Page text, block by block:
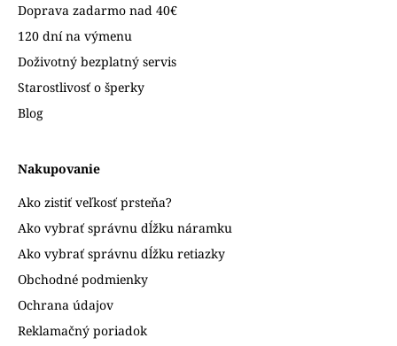
Doprava zadarmo nad 40€
120 dní na výmenu
Doživotný bezplatný servis
Starostlivosť o šperky
Blog
Nakupovanie
Ako zistiť veľkosť prsteňa?
Ako vybrať správnu dĺžku náramku
Ako vybrať správnu dĺžku retiazky
Obchodné podmienky
Ochrana údajov
Reklamačný poriadok